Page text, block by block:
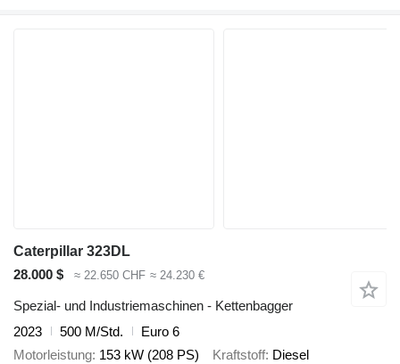
Caterpillar 323DL
28.000 $
≈ 22.650 CHF ≈ 24.230 €
Spezial- und Industriemaschinen - Kettenbagger
2023
500 M/Std.
Euro 6
Motorleistung 153 kW (208 PS) Kraftstoff Diesel